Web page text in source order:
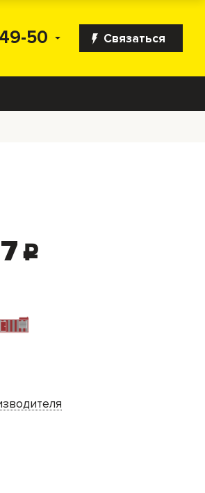
Связаться
50
c